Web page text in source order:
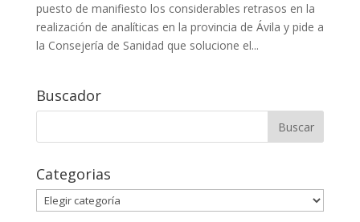
puesto de manifiesto los considerables retrasos en la
realización de analíticas en la provincia de Ávila y pide a
la Consejería de Sanidad que solucione el...
Buscador
Buscar:
Categorias
Categorias